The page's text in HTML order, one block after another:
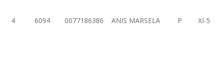
4 6094 0077186386 ANIS MARSELA P XI-5